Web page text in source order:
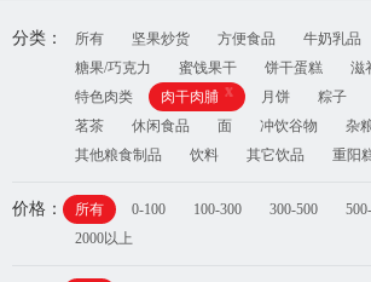
分类： 所有 坚果炒货 方便食品 牛奶乳品
糖果/巧克力
蜜饯果干 饼干蛋糕 滋
特色肉类
肉干肉脯 x 月饼 粽子
茗茶
休闲食品 面 冲饮谷物 杂
其他粮食制品
饮料 其它饮品 重阳
价格： 所有 0-100 100-300 300-500
2000以上